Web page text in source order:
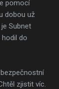
pomocí
dobou už
Subnet
do
zjistit víc.